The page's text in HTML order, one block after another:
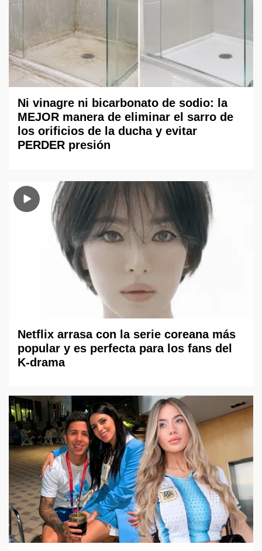
Ni vinagre ni bicarbonato de sodio: la
MEJOR manera de eliminar el sarro de
los orificios de la ducha y evitar
PERDER presión
Netflix arrasa con la serie coreana más
popular y es perfecta para los fans del
K-drama